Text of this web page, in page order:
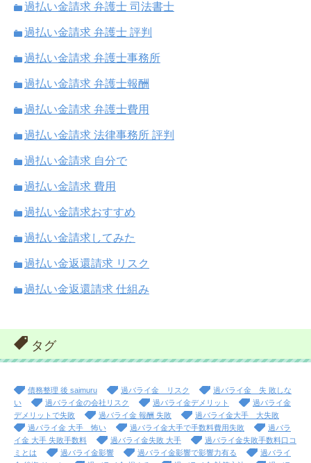
過払い金請求 弁護士 司法書士
過払い金請求 弁護士 評判
過払い金請求 弁護士事務所
過払い金請求 弁護士報酬
過払い金請求 弁護士費用
過払い金請求 法律事務所 評判
過払い金請求 自分で
過払い金請求 費用
過払い金請求おすすめ
過払い金請求してみた
過払い金返還請求 リスク
過払い金返還請求 仕組み
タグ
債務整理 後 saimuru 過バライ金 リスク
過バライ金 失 敗しな
い
過バライ金の会社リスク 過バライ金デメリット
過バライ金
デメリットで失敗
過バライ金 報酬 失敗
過バライ金大手 大失敗
過バライ金 大手 怖い
過バライ金大手で手数料費用失敗
過バラ
イ金 大手 失敗手数料
過バライ金失敗 大手
過バライ金失敗手数料口コ
ミとは
過バライ金影響 過バライ金影響で影響力有る
過バライ